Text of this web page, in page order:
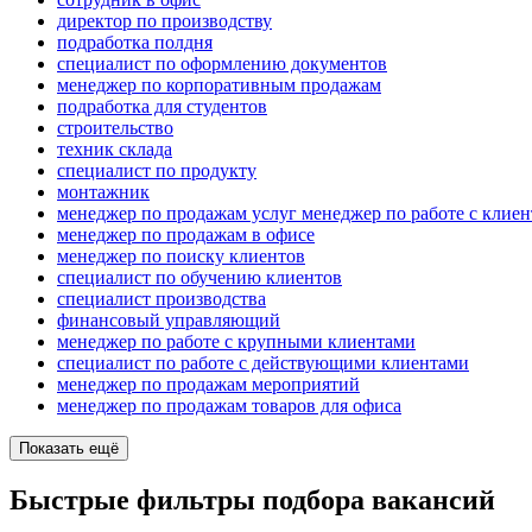
директор по производству
подработка полдня
специалист по оформлению документов
менеджер по корпоративным продажам
подработка для студентов
строительство
техник склада
специалист по продукту
монтажник
менеджер по продажам услуг менеджер по работе с
менеджер по продажам в офисе
менеджер по поиску клиентов
специалист по обучению клиентов
специалист производства
финансовый управляющий
менеджер по работе с крупными клиентами
специалист по работе с действующими клиентами
менеджер по продажам мероприятий
менеджер по продажам товаров для офиса
Показать ещё
Быстрые фильтры подбора вакансий